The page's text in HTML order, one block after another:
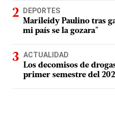
DEPORTES
Marileidy Paulino tras
mi país se la gozara"
ACTUALIDAD
Los decomisos de
primer semestre del